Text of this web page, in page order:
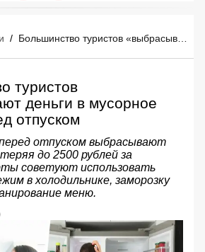
/
туристов
деньги в мусорное
отпуском
отпуском выбрасывают
до 2500 рублей за
советуют использовать
в холодильнике, заморозку
меню.